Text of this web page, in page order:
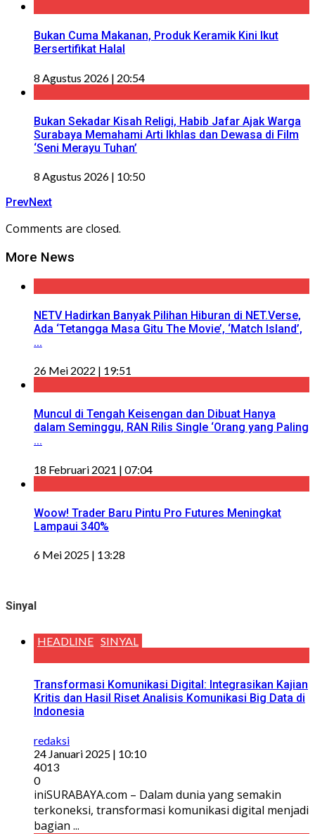
Bukan Cuma Makanan, Produk Keramik Kini Ikut
Bersertifikat Halal
8 Agustus 2026 | 20:54
Bukan Sekadar Kisah Religi, Habib Jafar Ajak Warga
Surabaya Memahami Arti Ikhlas dan Dewasa di Film
‘Seni Merayu Tuhan’
8 Agustus 2026 | 10:50
PrevNext
Comments are closed.
More News
NETV Hadirkan Banyak Pilihan Hiburan di NET.Verse,
Ada ‘Tetangga Masa Gitu The Movie’, ‘Match Island’,
...
26 Mei 2022 | 19:51
Muncul di Tengah Keisengan dan Dibuat Hanya
dalam Seminggu, RAN Rilis Single ‘Orang yang Paling
...
18 Februari 2021 | 07:04
Woow! Trader Baru Pintu Pro Futures Meningkat
Lampaui 340%
6 Mei 2025 | 13:28
Sinyal
HEADLINE SINYAL
Transformasi Komunikasi Digital: Integrasikan Kajian
Kritis dan Hasil Riset Analisis Komunikasi Big Data di
Indonesia
redaksi
24 Januari 2025 | 10:10
4013
0
iniSURABAYA.com – Dalam dunia yang semakin
terkoneksi, transformasi komunikasi digital menjadi
bagian ...